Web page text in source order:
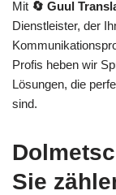
Mit 🔄 Guul
Dienstleister, der
Profis heben wir
Lösungen, die
sind.
Sie